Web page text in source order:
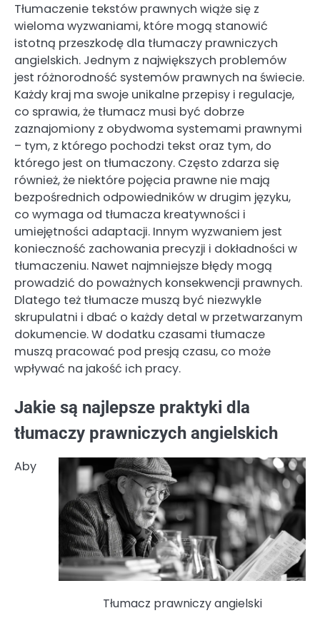
Tłumaczenie tekstów prawnych wiąże się z
wieloma wyzwaniami, które mogą stanowić
istotną przeszkodę dla tłumaczy prawniczych
angielskich. Jednym z największych problemów
jest różnorodność systemów prawnych na świecie.
Każdy kraj ma swoje unikalne przepisy i regulacje,
co sprawia, że tłumacz musi być dobrze
zaznajomiony z obydwoma systemami prawnymi
– tym, z którego pochodzi tekst oraz tym, do
którego jest on tłumaczony. Często zdarza się
również, że niektóre pojęcia prawne nie mają
bezpośrednich odpowiedników w drugim języku,
co wymaga od tłumacza kreatywności i
umiejętności adaptacji. Innym wyzwaniem jest
konieczność zachowania precyzji i dokładności w
tłumaczeniu. Nawet najmniejsze błędy mogą
prowadzić do poważnych konsekwencji prawnych.
Dlatego też tłumacze muszą być niezwykle
skrupulatni i dbać o każdy detal w przetwarzanym
dokumencie. W dodatku czasami tłumacze
muszą pracować pod presją czasu, co może
wpływać na jakość ich pracy.
Jakie są najlepsze praktyki dla
tłumaczy prawniczych angielskich
Tłumacz prawniczy angielski
Aby